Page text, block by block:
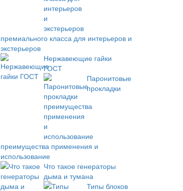
премиального класса для интерьеров и
экстерьеров
Нержавеющие гайки
ГОСТ
Паронитовые
прокладки
преимущества применения и
использование
Что такое генераторы
дыма и тумана
Типы блоков